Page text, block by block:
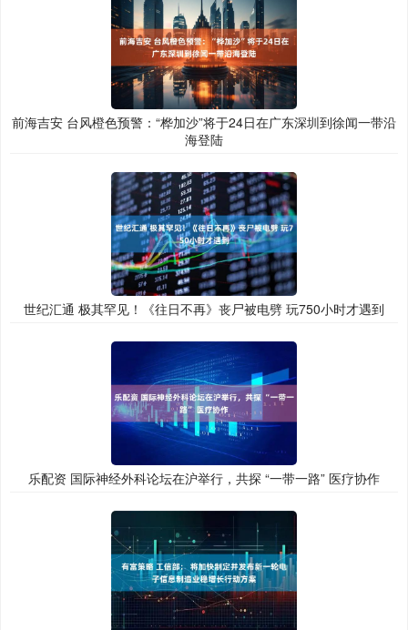
前海吉安 台风橙色预警：“桦加沙”将于24日在广东深圳到徐闻一带沿
海登陆
世纪汇通 极其罕见！《往日不再》丧尸被电劈 玩750小时才遇到
乐配资 国际神经外科论坛在沪举行，共探 “一带一路” 医疗协作